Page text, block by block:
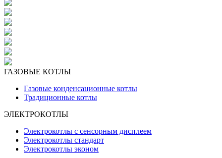
ГАЗОВЫЕ КОТЛЫ
Газовые конденсационные котлы
Традиционные котлы
ЭЛЕКТРОКОТЛЫ
Электрокотлы с сенсорным дисплеем
Электрокотлы стандарт
Электрокотлы эконом